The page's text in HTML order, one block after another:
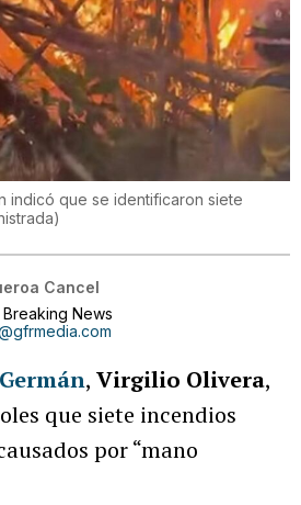
indicó que se identificaron siete
)
Cancel
News
, Virgilio Olivera,
que siete incendios
por “mano